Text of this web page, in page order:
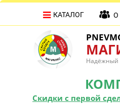
Надёжный
Скидки с первой
КАТАЛОГ О